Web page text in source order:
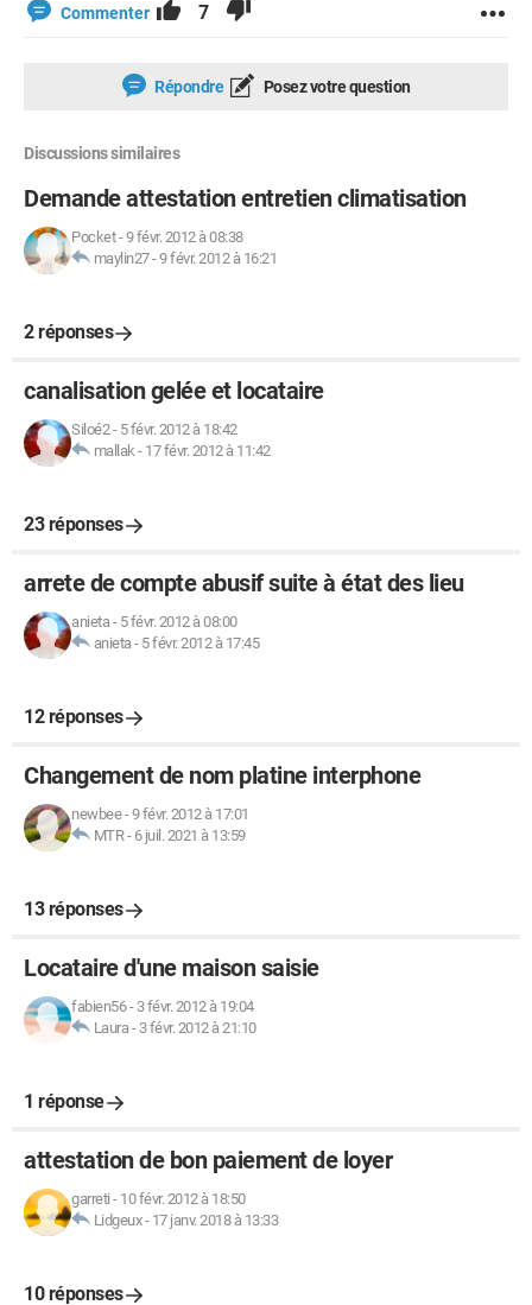
Commenter 7
Répondre Posez votre question
Discussions similaires
Demande attestation entretien climatisation
Pocket-9 févr. 2012 à 08:38
maylin27-9 févr. 2012 à 16:21
2 réponses
canalisation gelée et locataire
Siloé2- 5 févr. 2012 à 18:42
mallak- 17 févr. 2012 à 11:42
23 réponses
arrete de compte abusif suite à état des lieu
anieta- 5 févr. 2012 à 08:00
anieta- 5 févr. 2012 à 17:45
12 réponses
Changement de nom platine interphone
newbee-9 févr. 2012 à 17:01
MTR- 6 juil. 2021 à 13:59
13 réponses
Locataire d'une maison saisie
fabien56- 3 févr. 2012 à 19:04
Laura- 3 févr. 2012 à 21:10
1 réponse
attestation de bon paiement de loyer
garreti - 10 févr. 2012 à 18:50
Lidgeux- 17 janv. 2018 à 13:33
10 réponses